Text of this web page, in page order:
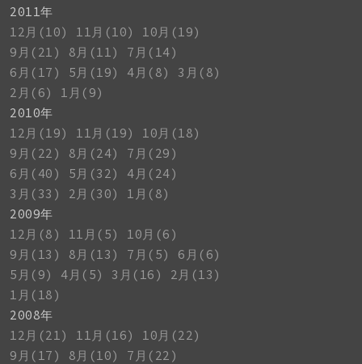
2011年
12月(10)
11月(10)
10月(19)
9月(21)
8月(11)
7月(14)
6月(17)
5月(19) 4月(8)
3月(8)
2月(6)
1月(9)
2010年
12月(19)
11月(19)
10月(18)
9月(22)
8月(24)
7月(29)
6月(40)
5月(32)
4月(24)
3月(33)
2月(30)
1月(8)
2009年
12月(8)
11月(5)
10月(6)
9月(13)
8月(13) 7月(5)
6月(6)
5月(9)
4月(5) 3月(16)
2月(13)
1月(18)
2008年
12月(21)
11月(16)
10月(22)
9月(17)
8月(10)
7月(22)